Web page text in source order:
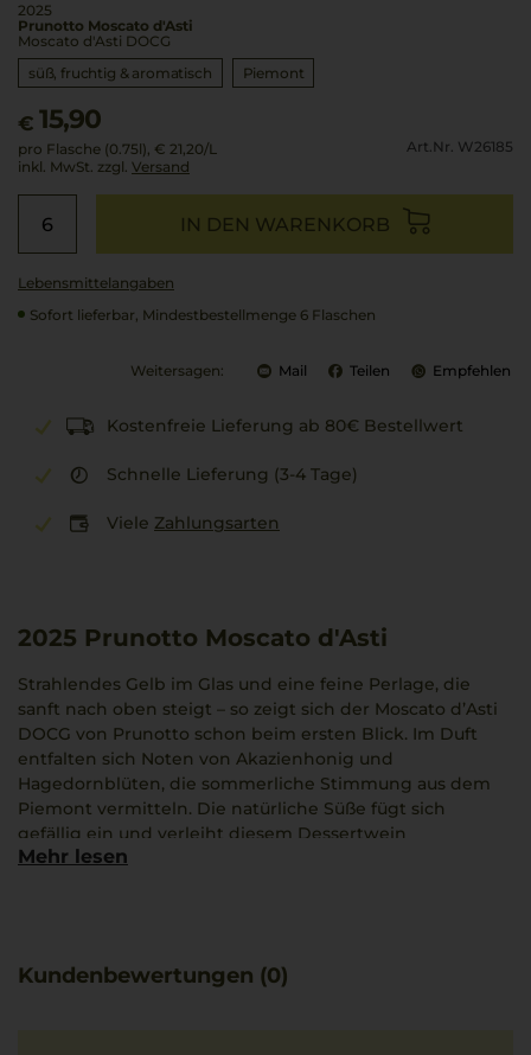
2025
Prunotto Moscato d'Asti
Moscato d'Asti DOCG
süß, fruchtig & aromatisch
Piemont
€ 15,90
pro Flasche (0.75l), € 21,20/L
inkl. MwSt. zzgl. Versand
Art.Nr. W26185
IN DEN WARENKORB
Lebensmittel­angaben
Sofort lieferbar, Mindestbestellmenge 6 Flaschen
Weitersagen: Mail Teilen Empfehlen
Kostenfreie Lieferung ab 80€ Bestellwert
Schnelle Lieferung (3-4 Tage)
Viele Zahlungsarten
2025 Prunotto Moscato d'Asti
Strahlendes Gelb im Glas und eine feine Perlage, die
sanft nach oben steigt – so zeigt sich der Moscato d’Asti
DOCG von Prunotto schon beim ersten Blick. Im Duft
entfalten sich Noten von Akazienhonig und
Hagedornblüten, die sommerliche Stimmung aus dem
Piemont vermitteln. Die natürliche Süße fügt sich
gefällig ein und verleiht diesem Dessertwein
Leichtigkeit. Frische und aromatische Facetten ergänzen
Schluck.
Mehr lesen
Kundenbewertungen (0)